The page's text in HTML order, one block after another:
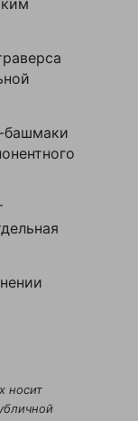
башмаки
носит